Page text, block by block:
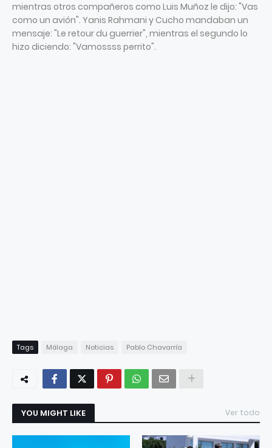
mientras otros compañeros como Luis Muñoz le dijo: "Vas
como un avión". Yanis Rahmani y Cucho mandaban un
mensaje: "Le retour du guerrier", mientras el segundo lo
hizo diciendo: "Vamossss perrito".
Tags Málaga Noticias Pablo Chavarría
YOU MIGHT LIKE Ver todo